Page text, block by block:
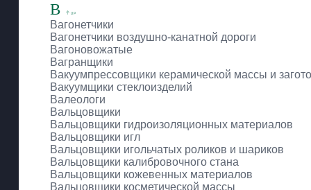
В
Вагонетчики
Вагонетчики воздушно-канатной дороги
Вагоновожатые
Вагранщики
Вакуумпрессовщики керамической массы и
Вакуумщики стеклоизделий
Валеологи
Вальцовщики
Вальцовщики гидроизоляционных материалов
Вальцовщики игл
Вальцовщики игольчатых роликов и шариков
Вальцовщики калибровочного стана
Вальцовщики кожевенных материалов
Вальцовщики косметической массы